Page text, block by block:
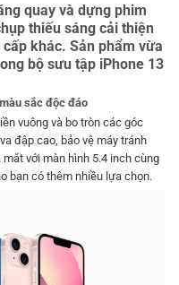
quay và dựng phim
thiếu sáng cải thiện
khác. Sản phẩm vừa
bộ sưu tập iPhone 13
sắc độc đáo
vuông và bo tròn các góc
đập cao, bảo vệ máy tránh
với màn hình 5.4 inch cùng
bạn có thêm nhiều lựa chọn.